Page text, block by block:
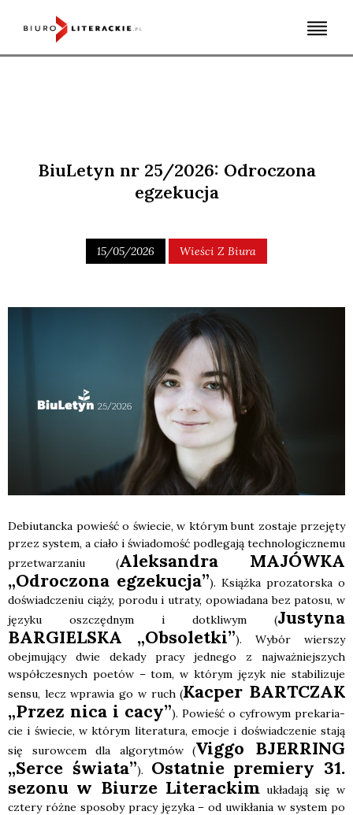
BiuLetyn nr 25/2026: Odroczona
egzekucja
15/05/2026 Wieści Z Biura
Debiu­tanc­ka powieść o świe­cie, w któ­rym bunt zosta­je prze­ję­ty
przez sys­tem, a cia­ło i świa­do­mość pod­le­ga­ją tech­no­lo­gicz­ne­mu
prze­twa­rza­niu (Alek­san­dra MAJÓWKA
„Odro­czo­na egze­ku­cja”). Książ­ka pro­za­tor­ska o
doświad­cze­niu cią­ży, poro­du i utra­ty, opo­wia­da­na bez pato­su, w
języ­ku oszczęd­nym i dotkli­wym (Justy­na
BARGIELSKA „Obso­let­ki”). Wybór wier­szy
obej­mu­ją­cy dwie deka­dy pra­cy jed­ne­go z naj­waż­niej­szych
współ­cze­snych poetów – tom, w któ­rym język nie sta­bi­li­zu­je
sen­su, lecz wpra­wia go w ruch (Kac­per BARTCZAK
„Przez nica i cacy”). Powieść o cyfro­wym pre­ka­ria­
cie i świe­cie, w któ­rym lite­ra­tu­ra, emo­cje i doświad­cze­nie sta­ją
się surow­cem dla algo­ryt­mów (Vig­go BJERRING
„Ser­ce świa­ta”). Ostat­nie pre­mie­ry 31.
sezo­nu w Biu­rze Lite­rac­kim ukła­da­ją się w
czte­ry róż­ne spo­so­by pra­cy języ­ka – od uwi­kła­nia w sys­tem po